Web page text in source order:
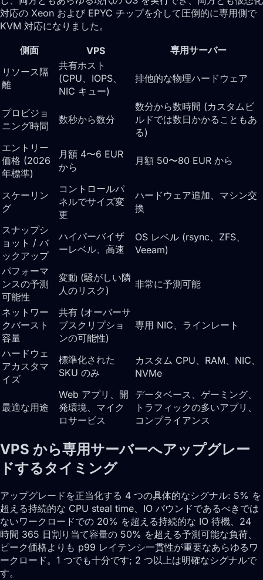
対応の Xeon および EPYC チップを介して圧倒的に専用側で
KVM 対応になりました。
側面 VPS
専用サーバー
リソース隔
離
共有ホスト
(CPU、IOPS、
NIC キュー)
排他的な物理ハードウェア
プロビジョ
ニング時間
数秒から数分
数分から数時間 (カスタムビ
ルドでは数日かかることもあ
る)
エントリー
価格 (2026
年標準)
月額 4〜6 EUR
から
月額 50〜80 EUR から
スケーリン
グ
コントロールパ
ネルでサイズ変
更
ハードウェア追加、マシン交
換
スナップシ
ョット / バ
ックアップ
ハイパーバイザ
ーレベル、高速
OS レベル (rsync、ZFS、
Veeam)
パフォーマ
ンスの予測
可能性
変動 (騒がしい隣
人のリスク)
非常に予測可能
ネットワー
クバースト
容量
共有 (オーバーサ
ブスクリプショ
ンの可能性)
専用 NIC、ラインレート
ハードウェ
アカスタマ
イズ
標準化された
SKU のみ
カスタム CPU、RAM、NIC、
NVMe
最適な用途
Web アプリ、開
発環境、マイク
ロサービス
データベース、ゲーミング、
トラフィックの多いアプリ、
コンプライアンス
VPS から専用サーバーへアップグレー
ドするタイミング
アップグレードを正当化する 4 つの具体的なシグナル: 5% を
超える持続的な CPU steal time、IO バウンドであるべきでは
ないワークロードでの 20% を超える持続的な IO 待機、24
時間 365 日割り当て容量の 50% を超える予測可能な負荷、
ピーク価格よりも p99 レイテンシ一貫性が重要なあらゆるワ
ークロード。1 つでも十分です; 2 つ以上は明確なシグナルで
す。